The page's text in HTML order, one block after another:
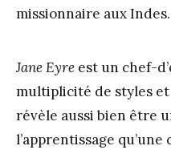
missionnaire aux Indes.
Jane Eyre est un chef-
multiplicité de styles
révèle aussi bien être
l’apprentissage